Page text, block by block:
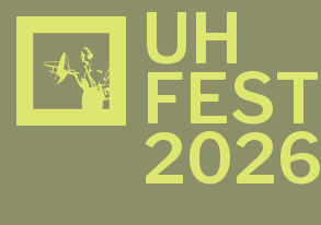
UH
FEST
2026